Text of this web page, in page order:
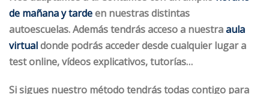
de mañana y tardeen nuestras distintas
autoescuelas. Además tendrás acceso a nuestraaula
virtualdonde podrás acceder desde cualquier lugar a
test online, vídeos explicativos, tutorías…
Si sigues nuestro método tendrás todas contigo para